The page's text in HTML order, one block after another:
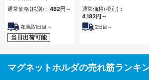
通常価格(税別)： 482円 ～
在庫品1日目～
当日出荷可能
通常価格(税別)：
4,182円 ～
2日目～
マグネットホルダの売れ筋ランキ